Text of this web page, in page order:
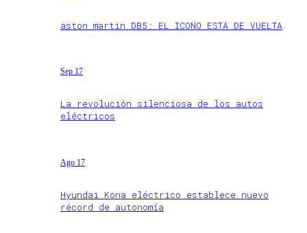
aston martin DB5: EL ICONO ESTÁ DE VUELTA
Sep 17
La revolución silenciosa de los autos
eléctricos
Ago 17
Hyundai Kona eléctrico establece nuevo
récord de autonomía